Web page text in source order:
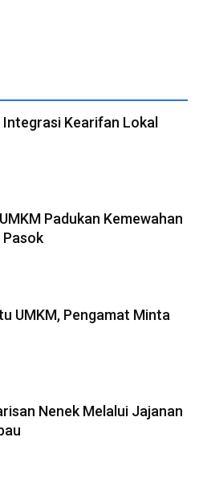
Integrasi Kearifan Lokal
Padukan Kemewahan
Pasok
UMKM, Pengamat Minta
Nenek Melalui Jajanan